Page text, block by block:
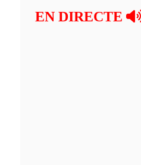
A la Carta
EN DIRECTE